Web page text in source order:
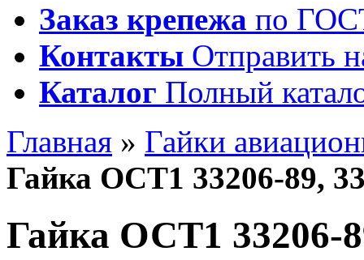
Заказ крепежа по
Контакты Отправить
Каталог Полный
Главная » Гайки
Гайка ОСТ1 33206-89,
Гайка ОСТ1 33206-